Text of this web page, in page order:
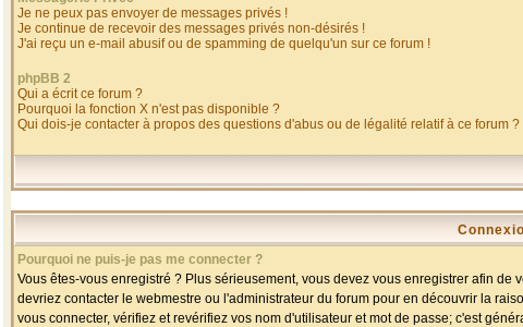
Je ne peux pas envoyer de messages privés !
Je continue de recevoir des messages privés non-désirés !
J'ai reçu un e-mail abusif ou de spamming de quelqu'un sur ce forum !
phpBB 2
Qui a écrit ce forum ?
Pourquoi la fonction X n'est pas disponible ?
Qui dois-je contacter à propos des questions d'abus ou de légalité relatif à ce forum ?
Pourquoi ne puis-je pas me connecter ?
Vous êtes-vous enregistré ? Plus sérieusement, vous devez vous enregistrer afin
devriez contacter le webmestre ou l'administrateur du forum pour en découvrir la
vous connecter, vérifiez et revérifiez vos nom d'utilisateur et mot de passe; c'est